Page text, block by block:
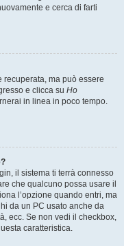
e cerca di farti
recuperata, ma può essere
e clicca su Ho
in linea in poco tempo.
il sistema ti terrà connesso
che qualcuno possa usare il
l’opzione quando entri, ma
da un PC usato anche da
ecc. Se non vedi il checkbox,
caratteristica.